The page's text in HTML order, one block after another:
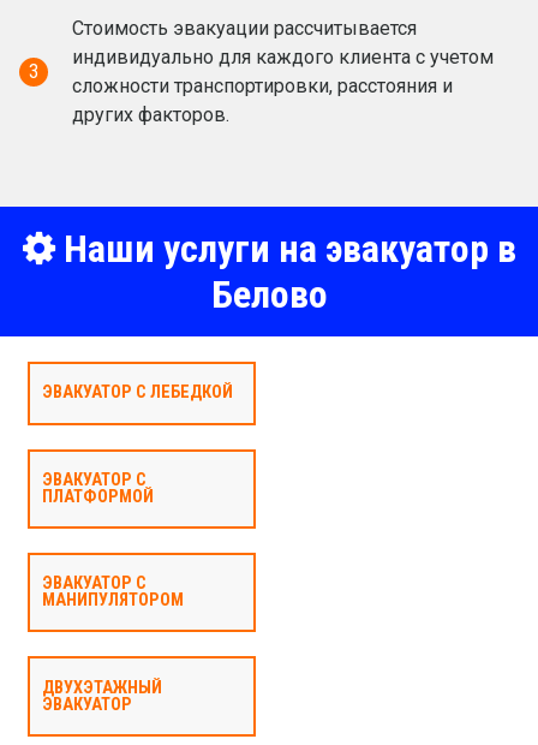
3
Стоимость эвакуации рассчитывается
индивидуально для каждого клиента с учетом
сложности транспортировки, расстояния и
других факторов.
Наши услуги на эвакуатор в
Белово
ЭВАКУАТОР С ЛЕБЕДКОЙ
ЭВАКУАТОР С
ПЛАТФОРМОЙ
ЭВАКУАТОР С
МАНИПУЛЯТОРОМ
ДВУХЭТАЖНЫЙ
ЭВАКУАТОР